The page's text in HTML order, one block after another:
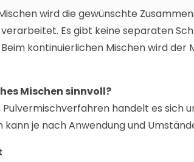
wird die gewünschte
Es gibt keine separaten
kontinuierlichen Mischen wird
Mischen sinnvoll?
Pulvermischverfahren handelt es sich
kann je nach Anwendung und